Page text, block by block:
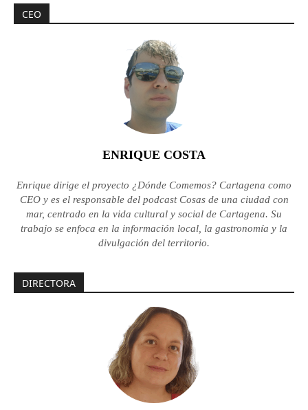
CEO
ENRIQUE COSTA
Enrique dirige el proyecto ¿Dónde Comemos? Cartagena como
CEO y es el responsable del podcast Cosas de una ciudad con
mar, centrado en la vida cultural y social de Cartagena. Su
trabajo se enfoca en la información local, la gastronomía y la
divulgación del territorio.
DIRECTORA